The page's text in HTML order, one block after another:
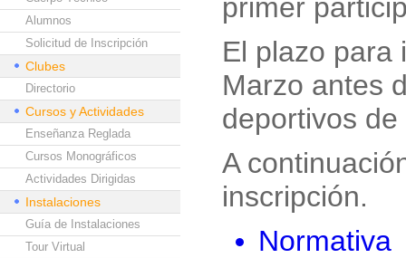
Alumnos
Solicitud de Inscripción
Clubes
Directorio
Cursos y Actividades
Enseñanza Reglada
Cursos Monográficos
Actividades Dirigidas
Instalaciones
Guía de Instalaciones
Tour Virtual
primer
El plazo para
Marzo antes
deportivos
A
inscripción.
Normativa